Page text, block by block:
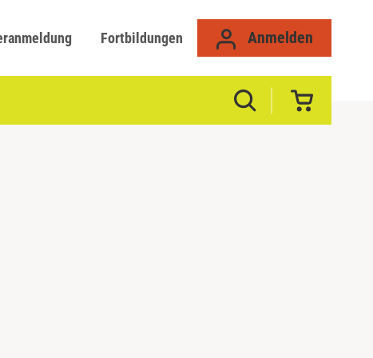
Fortbildungen Anmelden